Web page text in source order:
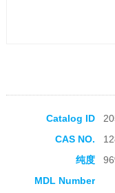
Catalog ID
CAS NO.
纯度
MDL Number